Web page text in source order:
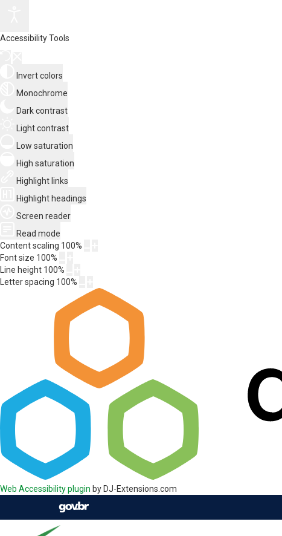
Accessibility Tools
Invert colors
Monochrome
Dark contrast
Light contrast
Low saturation
High saturation
Highlight links
Highlight headings
Screen reader
Read mode
Content scaling 100%
Font size 100%
Line height 100%
Letter spacing 100%
Web Accessibility plugin by DJ-Extensions.com